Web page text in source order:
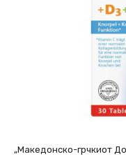
„Македонско-грчкиот